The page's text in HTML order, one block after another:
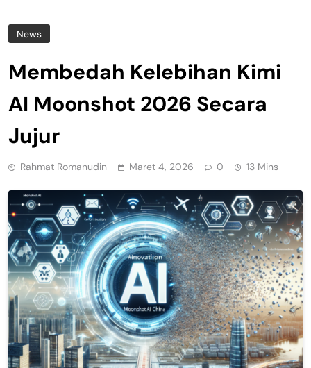
News
Membedah Kelebihan Kimi
AI Moonshot 2026 Secara
Jujur
Rahmat Romanudin Maret 4, 2026 0 13 Mins